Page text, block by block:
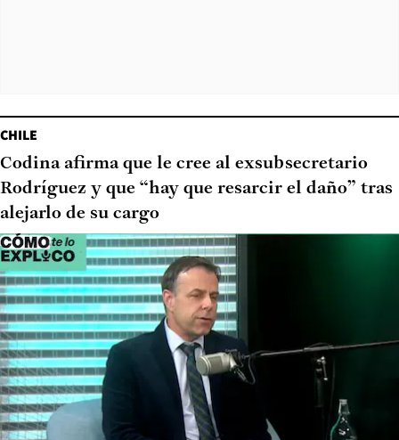
CHILE
Codina afirma que le cree al exsubsecretario
Rodríguez y que “hay que resarcir el daño” tras
alejarlo de su cargo